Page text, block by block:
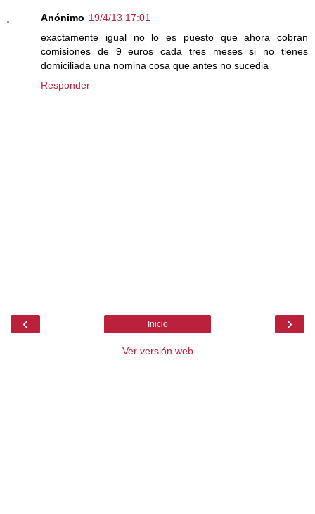
Anónimo 19/4/13 17:01
exactamente igual no lo es puesto que ahora cobran
comisiones de 9 euros cada tres meses si no tienes
domiciliada una nomina cosa que antes no sucedia
Responder
‹ ›
Inicio
Ver versión web